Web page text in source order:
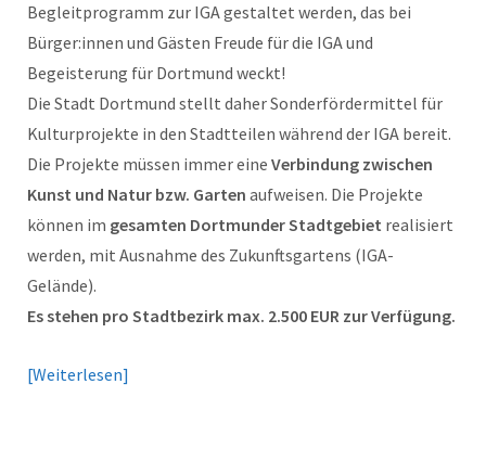
Begleitprogramm zur IGA gestaltet werden, das bei
Bürger:innen und Gästen Freude für die IGA und
Begeisterung für Dortmund weckt!
Die Stadt Dortmund stellt daher Sonderfördermittel für
Kulturprojekte in den Stadtteilen während der IGA bereit.
Die Projekte müssen immer eine Verbindung zwischen
Kunst und Natur bzw. Garten aufweisen. Die Projekte
können im gesamten Dortmunder Stadtgebiet realisiert
werden, mit Ausnahme des Zukunftsgartens (IGA-
Gelände).
Es stehen pro Stadtbezirk max. 2.500 EUR zur Verfügung.
Weiterlesen